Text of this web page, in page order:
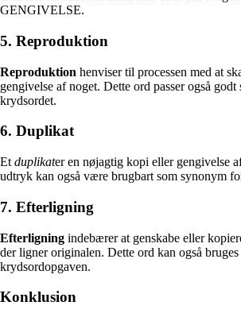
GENGIVELSE.
5. Reproduktion
Reproduktion henviser til processen med at
gengivelse af noget. Dette ord passer også godt
krydsordet.
6. Duplikat
Et duplikater en nøjagtig kopi eller gengivelse
udtryk kan også være brugbart som synonym
7. Efterligning
Efterligning indebærer at genskabe eller
der ligner originalen. Dette ord kan også
krydsordopgaven.
Konklusion